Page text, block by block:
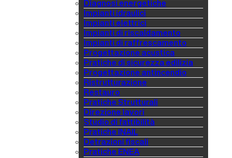
Diagnosi energetiche
Impianti idraulici
Impianti elettrici
Impianti di riscaldamento
Impianti di raffrescamento
Progettazione acustica
Pratiche di sicurezza edilizia
Progettazione antincendio
Ristrutturazione
Restauro
Pratiche Strutturali
Direzione lavori
Studio di fattibilità
Pratiche INAIL
Detrazioni fiscali
Pratiche ENEA